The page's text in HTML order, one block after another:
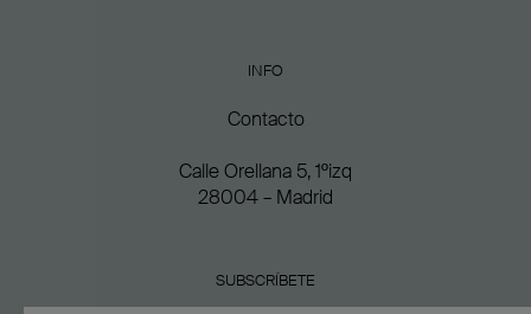
INFO
Contacto
Calle Orellana 5, 1ºizq
28004 – Madrid
SUBSCRÍBETE